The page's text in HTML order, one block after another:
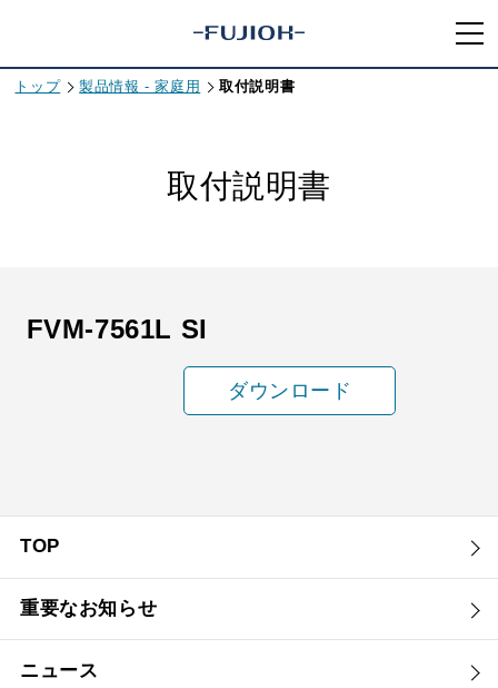
トップ 製品情報 - 家庭用 取付説明書
取付説明書
FVM-7561L SI
ダウンロード
TOP
重要なお知らせ
ニュース